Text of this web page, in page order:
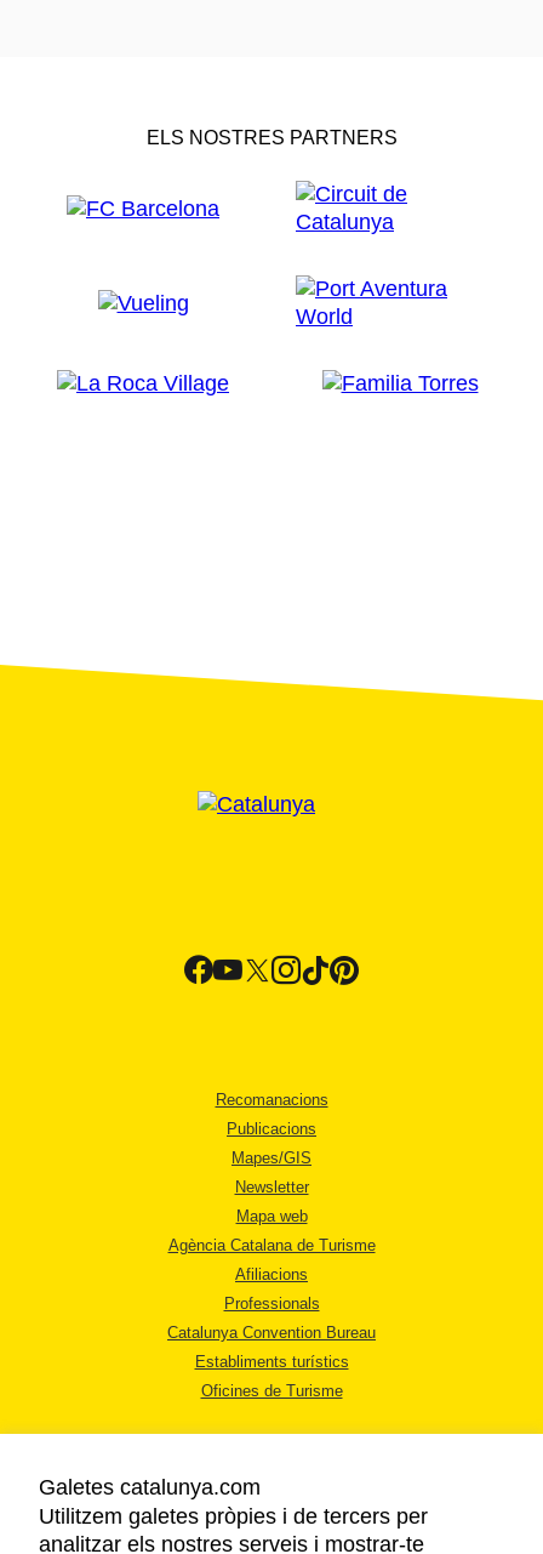
ELS NOSTRES PARTNERS
Recomanacions
Publicacions
Mapes/GIS
Newsletter
Mapa web
Agència Catalana de Turisme
Afiliacions
Professionals
Catalunya Convention Bureau
Establiments turístics
Oficines de Turisme
Galetes catalunya.com
Utilitzem galetes pròpies i de tercers per
analitzar els nostres serveis i mostrar-te